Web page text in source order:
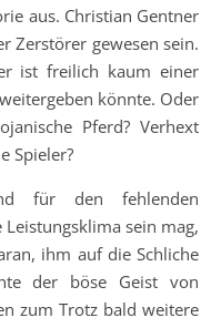
aus. Christian Gentner
Zerstörer gewesen sein.
ist freilich kaum einer
könnte. Oder
Pferd? Verhext
Spieler?
für den fehlenden
sein mag,
ihm auf die Schliche
der böse Geist von
zum Trotz bald weitere